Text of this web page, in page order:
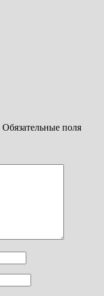
Обязательные поля